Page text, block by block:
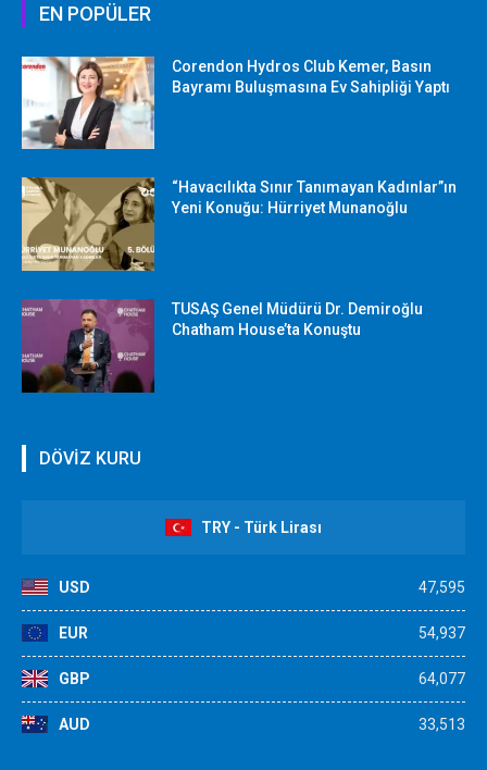
EN POPÜLER
Corendon Hydros Club Kemer, Basın
Bayramı Buluşmasına Ev Sahipliği Yaptı
“Havacılıkta Sınır Tanımayan Kadınlar”ın
Yeni Konuğu: Hürriyet Munanoğlu
TUSAŞ Genel Müdürü Dr. Demiroğlu
Chatham House’ta Konuştu
DÖVİZ KURU
TRY - Türk Lirası
USD 47,595
EUR 54,937
GBP 64,077
AUD 33,513